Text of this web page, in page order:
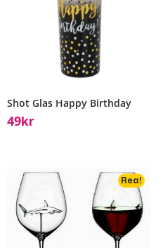
Shot Glas Happy Birthday
49Kr
Rea!